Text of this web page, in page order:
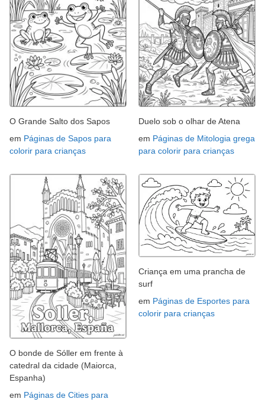
O Grande Salto dos Sapos
em Páginas de Sapos para
colorir para crianças
Duelo sob o olhar de Atena
em Páginas de Mitologia grega
para colorir para crianças
O bonde de Sóller em frente à
catedral da cidade (Maiorca,
Espanha)
em Páginas de Cities para
Criança em uma prancha de
surf
em Páginas de Esportes para
colorir para crianças